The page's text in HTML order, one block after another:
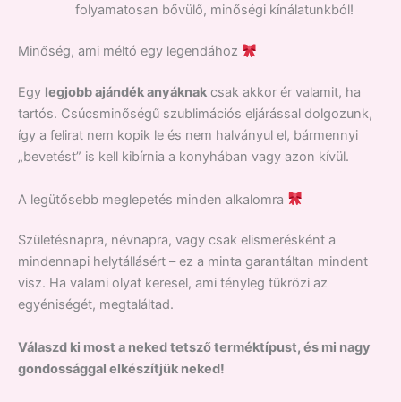
folyamatosan bővülő, minőségi kínálatunkból!
Minőség, ami méltó egy legendához
Egy legjobb ajándék anyáknak csak akkor ér valamit, ha
tartós. Csúcsminőségű szublimációs eljárással dolgozunk,
így a felirat nem kopik le és nem halványul el, bármennyi
„bevetést” is kell kibírnia a konyhában vagy azon kívül.
A legütősebb meglepetés minden alkalomra
Születésnapra, névnapra, vagy csak elismerésként a
mindennapi helytállásért – ez a minta garantáltan mindent
visz. Ha valami olyat keresel, ami tényleg tükrözi az
egyéniségét, megtaláltad.
Válaszd ki most a neked tetsző terméktípust, és mi nagy
gondossággal elkészítjük neked!